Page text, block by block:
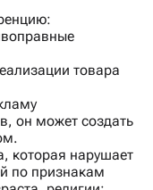
товара
он может создать
которая нарушает
по признакам